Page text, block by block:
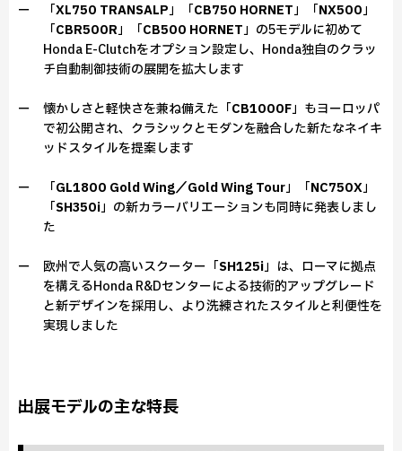
ー 「XL750 TRANSALP」「CB750 HORNET」「NX500」
「CBR500R」「CB500 HORNET」の5モデルに初めて
Honda E-Clutchをオプション設定し、Honda独自のクラッ
チ自動制御技術の展開を拡大します
ー 懐かしさと軽快さを兼ね備えた「CB1000F」もヨーロッパ
で初公開され、クラシックとモダンを融合した新たなネイキ
ッドスタイルを提案します
ー 「GL1800 Gold Wing／Gold Wing Tour」「NC750X」
「SH350i」の新カラーバリエーションも同時に発表しまし
た
ー 欧州で人気の高いスクーター「SH125i」は、ローマに拠点
を構えるHonda R&Dセンターによる技術的アップグレード
と新デザインを採用し、より洗練されたスタイルと利便性を
実現しました
出展モデルの主な特長